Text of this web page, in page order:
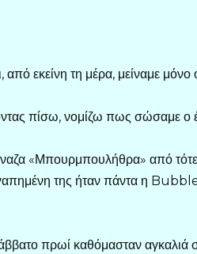
από εκείνη τη μέρα, μείναμε
πίσω, νομίζω πως σώσαμε ο
«Μπουρμπουλήθρα» από
της ήταν πάντα η
πρωί καθόμασταν αγκαλιά